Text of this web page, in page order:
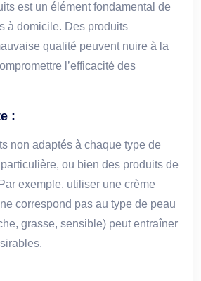
est un élément fondamental de
à domicile. Des produits
qualité peuvent nuire à la
l’efficacité des
:
non adaptés à chaque type de
ou bien des produits de
exemple, utiliser une crème
correspond pas au type de peau
grasse, sensible) peut entraîner